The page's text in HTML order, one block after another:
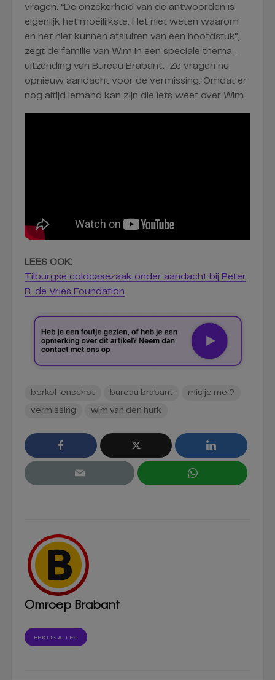
vragen. “De onzekerheid van de antwoorden is
eigenlijk het moeilijkste. Het niet weten waarom
en het niet kunnen afsluiten van een hoofdstuk”,
zegt de familie van Wim in een speciale thema-
uitzending van Bureau Brabant. Ze vragen nu
opnieuw aandacht voor de vermissing. Omdat er
nog altijd iemand kan zijn die íets weet over Wim.
LEES OOK:
Tilburgse coldcasezaak onder aandacht bij Peter
R. de Vries Foundation
berkel-enschot bureau brabant mis je mei?
vermissing wim van den hurk
Omroep Brabant
BEKIJK ALLES